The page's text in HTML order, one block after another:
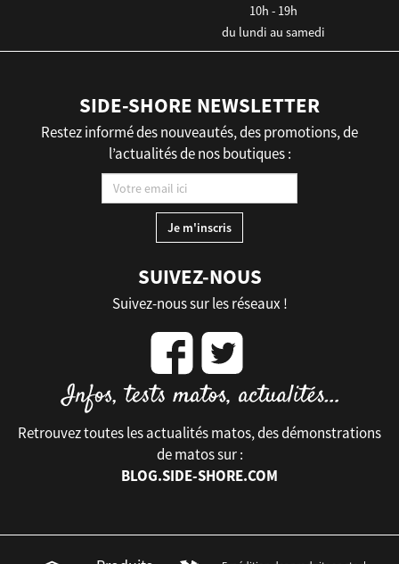
10h - 19h
du lundi au samedi
SIDE-SHORE NEWSLETTER
Restez informé des nouveautés, des promotions, de
l’actualités de nos boutiques :
SUIVEZ-NOUS
Suivez-nous sur les réseaux !
Retrouvez toutes les actualités matos, des démonstrations
de matos sur :
BLOG.SIDE-SHORE.COM